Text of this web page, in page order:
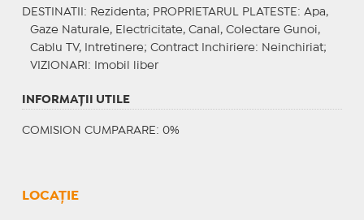
DESTINATII : Rezidenta; PROPRIETARUL PLATESTE : Apa,
Gaze Naturale, Electricitate, Canal, Colectare Gunoi,
Cablu TV, Intretinere; Contract Inchiriere: Neinchiriat;
VIZIONARI : Imobil liber
INFORMAŢII UTILE
COMISION CUMPARARE: 0%
LOCAȚIE